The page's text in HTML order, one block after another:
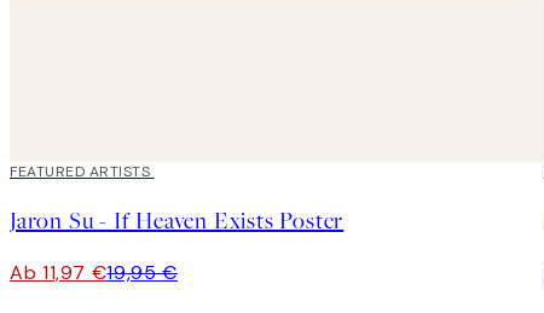
40%*
FEATURED ARTISTS
Jaron Su - If Heaven Exists Poster
Ab 11,97 €19,95 €